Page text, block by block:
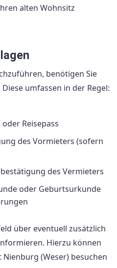
alten Wohnsitz
benötigen Sie
umfassen in der Regel:
Reisepass
des Vormieters (sofern
des Vermieters
oder Geburtsurkunde
über eventuell zusätzlich
Hierzu können
Nienburg (Weser) besuchen